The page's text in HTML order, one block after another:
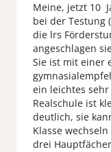
Meine, jetzt 10
bei der Testung
die lrs
angeschlagen
Sie ist mit einer
ein leichtes
Realschule ist
deutlich, sie
Klasse
drei